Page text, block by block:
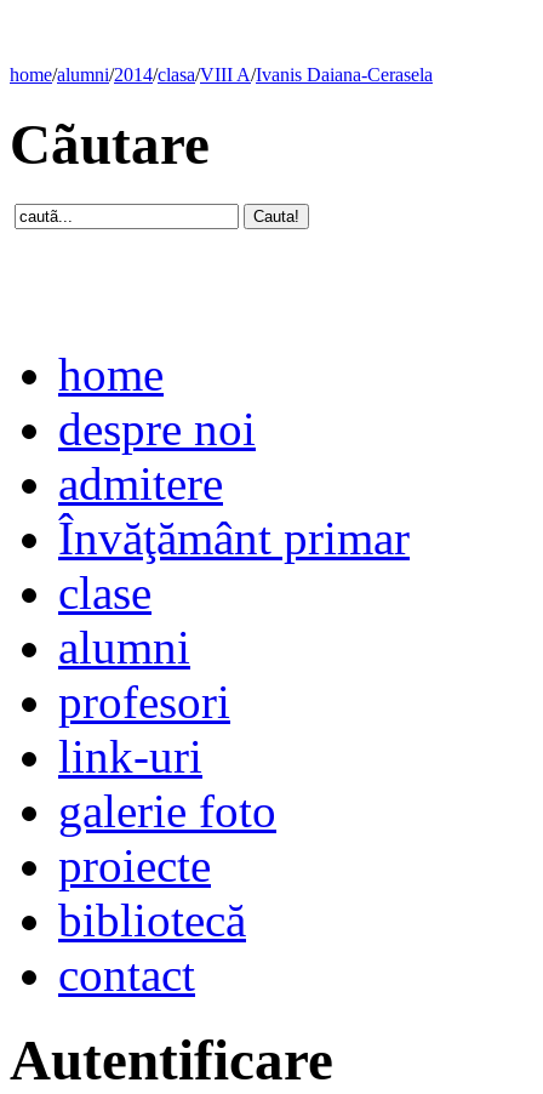
home/alumni/2014/clasa/VIII A/Ivanis Daiana-Cerasela
Cãutare
home
despre noi
admitere
Învăţământ primar
clase
alumni
profesori
link-uri
galerie foto
proiecte
bibliotecă
contact
Autentificare